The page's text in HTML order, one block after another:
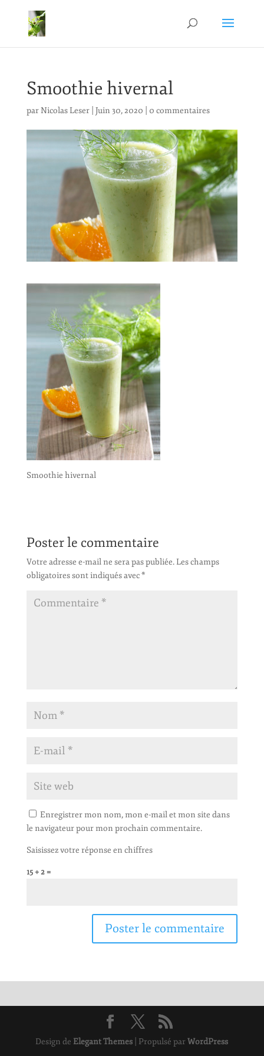
Smoothie hivernal
parNicolas Leser| Juin 30, 2020 0 commentaires
Smoothie hivernal
Poster le commentaire
Votre adresse e-mail ne sera pas publiée.Les champs
obligatoires sont indiqués avec*
Enregistrer mon nom, mon e-mail et mon site dans
le navigateur pour mon prochain commentaire.
Saisissez votre réponse en chiffres
15 + 2 =
Design de Elegant Themes | Propulsé parWordPress